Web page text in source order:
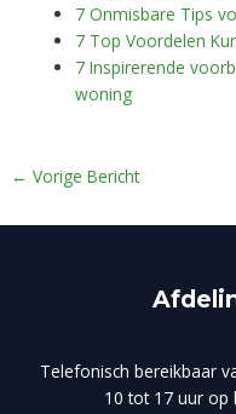
7 Onmisbare Tips
7 Top Voordelen
7 Inspirerende
woning
← Vorige Bericht
Telefonisch bereikbaar
10 tot 17 uur op